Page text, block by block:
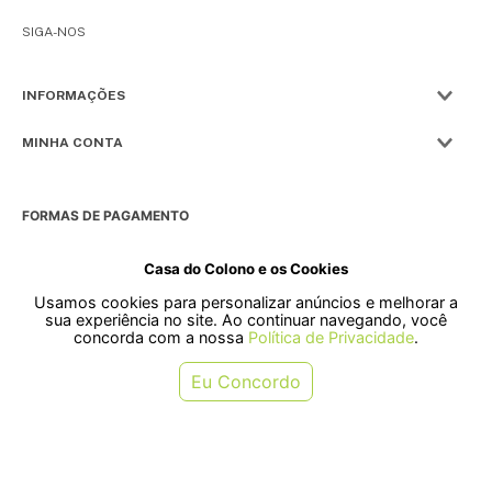
Casa do Colono e os Cookies
Usamos cookies para personalizar anúncios e melhorar a
sua experiência no site. Ao continuar navegando, você
concorda com a nossa Política de Privacidade.
Eu Concordo
SIGA-NOS
INFORMAÇÕES
MINHA CONTA
FORMAS DE PAGAMENTO
SELOS
Rua Pre. Frederico Hardt, 119 - Centro, Indaial - SC, 89080-018